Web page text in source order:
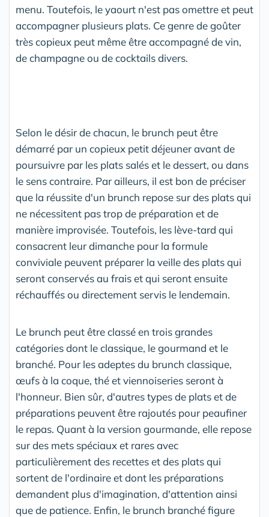
menu. Toutefois, le yaourt n'est pas omettre et peut
accompagner plusieurs plats. Ce genre de goûter
très copieux peut même être accompagné de vin,
de champagne ou de cocktails divers.
Selon le désir de chacun, le brunch peut être
démarré par un copieux petit déjeuner avant de
poursuivre par les plats salés et le dessert, ou dans
le sens contraire. Par ailleurs, il est bon de préciser
que la réussite d'un brunch repose sur des plats qui
ne nécessitent pas trop de préparation et de
manière improvisée. Toutefois, les lève-tard qui
consacrent leur dimanche pour la formule
conviviale peuvent préparer la veille des plats qui
seront conservés au frais et qui seront ensuite
réchauffés ou directement servis le lendemain.
Le brunch peut être classé en trois grandes
catégories dont le classique, le gourmand et le
branché. Pour les adeptes du brunch classique,
œufs à la coque, thé et viennoiseries seront à
l'honneur. Bien sûr, d'autres types de plats et de
préparations peuvent être rajoutés pour peaufiner
le repas. Quant à la version gourmande, elle repose
sur des mets spéciaux et rares avec
particulièrement des recettes et des plats qui
sortent de l'ordinaire et dont les préparations
demandent plus d'imagination, d'attention ainsi
que de patience. Enfin, le brunch branché figure